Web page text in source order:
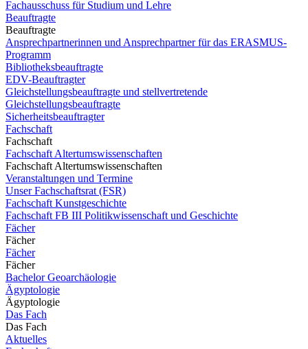
Fachausschuss für Studium und Lehre
Beauftragte
Beauftragte
Ansprechpartnerinnen und Ansprechpartner für das ERASMUS-
Programm
Bibliotheksbeauftragte
EDV-Beauftragter
Gleichstellungsbeauftragte und stellvertretende
Gleichstellungsbeauftragte
Sicherheitsbeauftragter
Fachschaft
Fachschaft
Fachschaft Altertumswissenschaften
Fachschaft Altertumswissenschaften
Veranstaltungen und Termine
Unser Fachschaftsrat (FSR)
Fachschaft Kunstgeschichte
Fachschaft FB III Politikwissenschaft und Geschichte
Fächer
Fächer
Fächer
Fächer
Bachelor Geoarchäologie
Ägyptologie
Ägyptologie
Das Fach
Das Fach
Aktuelles